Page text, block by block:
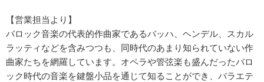
【営業担当より】
バロック音楽の代表的作曲家であるバッハ、ヘンデル、スカル
ラッティなどを含みつつも、同時代のあまり知られていない作
曲家たちを網羅しています。オペラや管弦楽も盛んだったバロ
ック時代の音楽を鍵盤小品を通じて知ることができ、バラエテ